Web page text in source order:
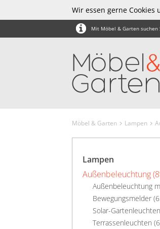
Wir essen gerne
Mit Möbel & Garten suchen
Möbel & Garten Lampen
Lampen
Außenbeleuchtung
Außenbeleuchtung
Bewegungsmelder
Solar-
Terrassenleuchten